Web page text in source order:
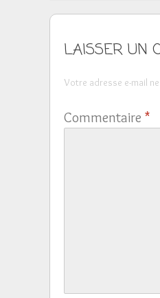
LAISSER UN
Votre adresse e-mail
Commentaire *